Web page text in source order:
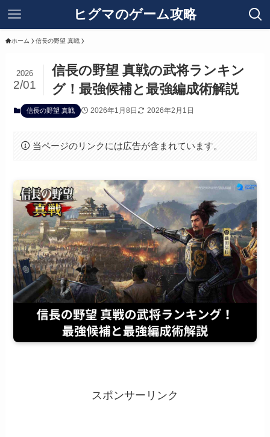
ヒグマのゲーム攻略
ホーム 信長の野望 真戦
信長の野望 真戦の武将ランキン
グ！最強候補と最強編成術解説
2026
2/01
信長の野望 真戦 2026年1月8日 2026年2月1日
当ページのリンクには広告が含まれています。
スポンサーリンク